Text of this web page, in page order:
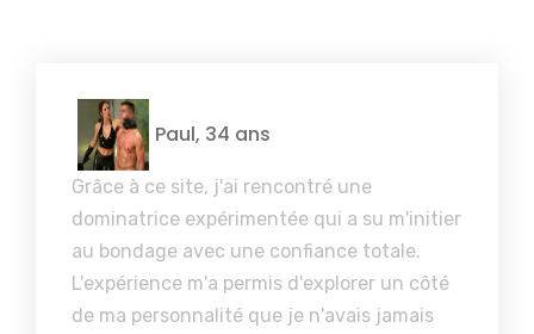
Paul, 34 ans
Grâce à ce site, j'ai rencontré une
dominatrice expérimentée qui a su m'initier
au bondage avec une confiance totale.
L'expérience m'a permis d'explorer un côté
de ma personnalité que je n'avais jamais